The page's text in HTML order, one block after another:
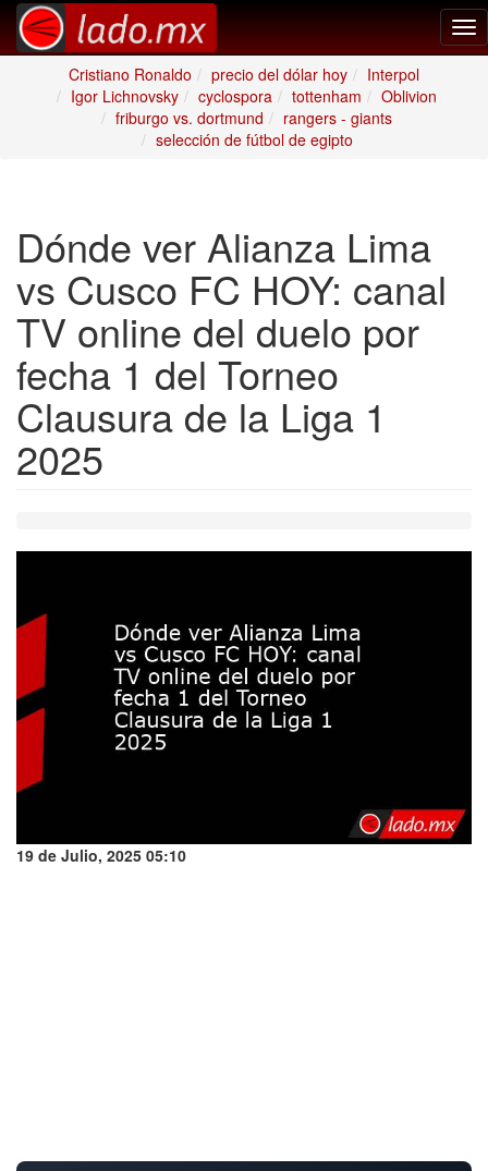
Cristiano Ronaldo
precio del dólar hoy
Interpol
Igor Lichnovsky
cyclospora tottenham
Oblivion
friburgo vs. dortmund
rangers - giants
selección de fútbol de egipto
Dónde ver Alianza Lima
vs Cusco FC HOY: canal
TV online del duelo por
fecha 1 del Torneo
Clausura de la Liga 1
2025
19 de Julio, 2025 05:10